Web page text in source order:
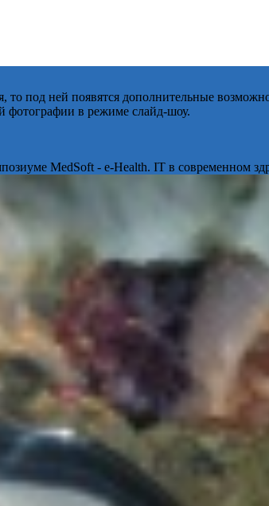
под ней появятся дополнительные
фотографии в режиме слайд-шоу.
MedSoft - e-Health. IT в современном